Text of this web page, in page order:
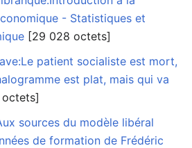
- Statistiques et
‎[29 028 octets]
patient socialiste est mort,
est plat, mais qui va
sources du modèle libéral
de formation de Frédéric